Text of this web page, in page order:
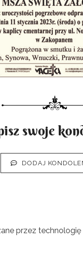
swoje
DODAJ
przez technologię